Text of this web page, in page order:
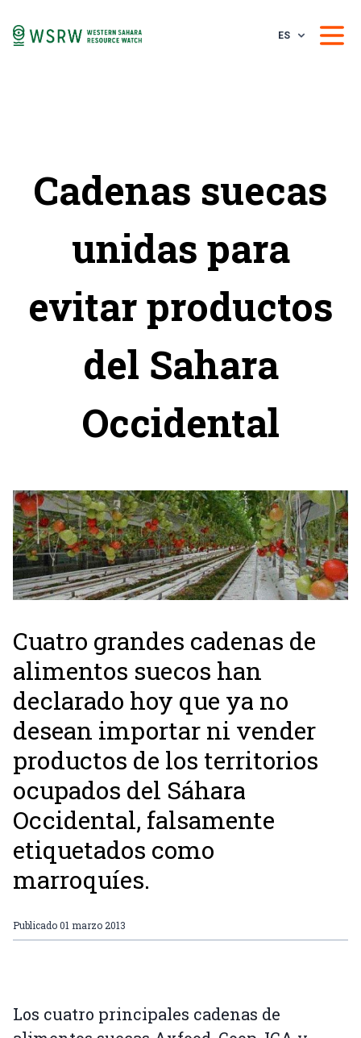
ES
Cadenas suecas
unidas para
evitar productos
del Sahara
Occidental
Cuatro grandes cadenas de
alimentos suecos han
declarado hoy que ya no
desean importar ni vender
productos de los territorios
ocupados del Sáhara
Occidental, falsamente
etiquetados como
marroquíes.
Publicado01 marzo 2013
Los cuatro principales cadenas de